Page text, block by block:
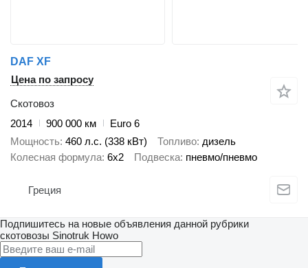
DAF XF
Цена по запросу
Скотовоз
2014
900 000 км
Euro 6
Мощность 460 л.с. (338 кВт) Топливо дизель
Колесная формула 6x2 Подвеска пневмо/пневмо
Греция
Подпишитесь на новые объявления данной рубрики
скотовозы Sinotruk Howo